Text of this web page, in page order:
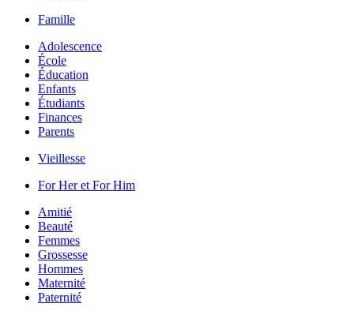
Famille
Adolescence
École
Éducation
Enfants
Étudiants
Finances
Parents
Vieillesse
For Her et For Him
Amitié
Beauté
Femmes
Grossesse
Hommes
Maternité
Paternité